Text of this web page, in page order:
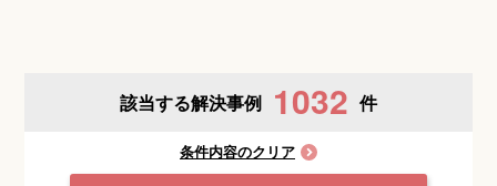
該当する解決事例 1032 件
条件内容のクリア